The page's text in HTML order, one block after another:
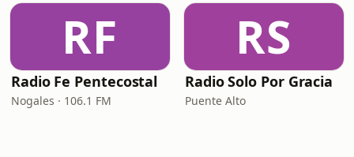
RF
Radio Fe Pentecostal
Nogales · 106.1 FM
RS
Radio Solo Por Gracia
Puente Alto